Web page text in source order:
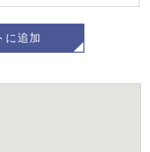
に追加